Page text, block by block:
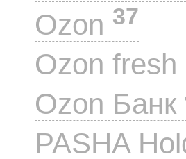
Ozon 37
Ozon fresh
Ozon Банк
PASHA